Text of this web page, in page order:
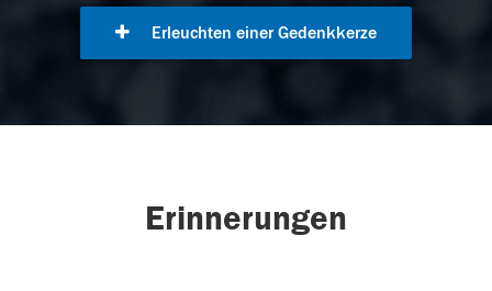
Erleuchten einer Gedenkkerze
Erinnerungen